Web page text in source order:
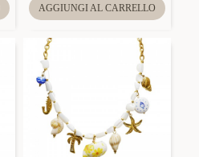
AGGIUNGI AL CARRELLO